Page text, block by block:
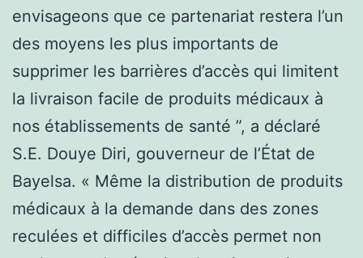
envisageons que ce partenariat restera l’un
des moyens les plus importants de
supprimer les barrières d’accès qui limitent
la livraison facile de produits médicaux à
nos établissements de santé ”, a déclaré
S.E. Douye Diri, gouverneur de l’État de
Bayelsa. « Même la distribution de produits
médicaux à la demande dans des zones
reculées et difficiles d’accès permet non